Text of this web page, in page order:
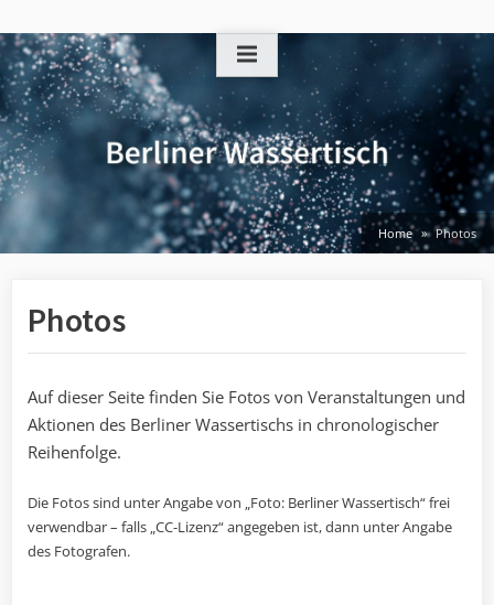
to
content
Home Photos
Photos
Auf dieser Seite finden Sie Fotos von Veranstaltungen und
Aktionen des Berliner Wassertischs in chronologischer
Reihenfolge.
Die Fotos sind unter Angabe von „Foto: Berliner Wassertisch“ frei
verwendbar – falls „CC-Lizenz“ angegeben ist, dann unter Angabe
des Fotografen.